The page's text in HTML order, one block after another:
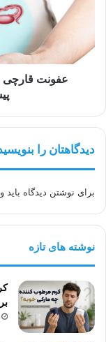
بارداری:
تشخیص،
و
پیشگیری
عفونت قارچی
دیدگاهتان را
برای نوشتن دیدگاه باید
نوشته های تازه